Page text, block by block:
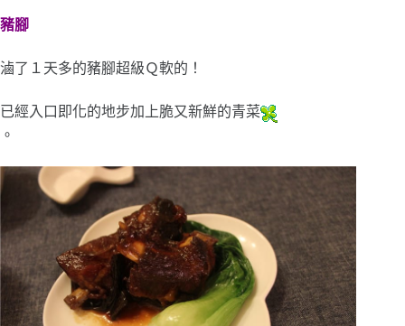
豬腳
滷了１天多的豬腳超級Ｑ軟的！
已經入口即化的地步加上脆又新鮮的青菜
。